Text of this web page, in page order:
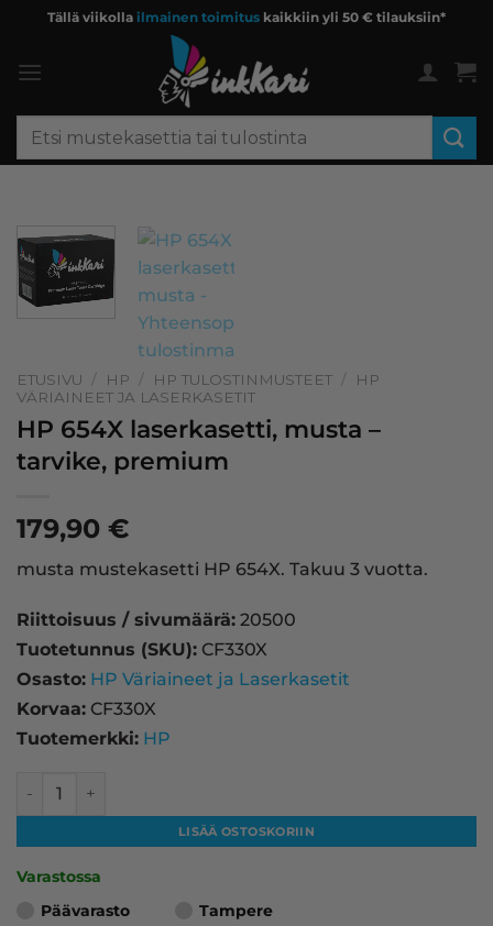
content
Tällä viikolla ilmainen toimitus kaikkiin yli 50 € tilauksiin*
Etsi:
ETUSIVU / HP / HP TULOSTINMUSTEET /
HP
VÄRIAINEET JA LASERKASETIT
HP 654X laserkasetti, musta –
tarvike, premium
179,90 €
musta mustekasetti HP 654X. Takuu 3 vuotta.
Riittoisuus / sivumäärä: 20500
Tuotetunnus (SKU): CF330X
Osasto: HP Väriaineet ja Laserkasetit
Korvaa: CF330X
Tuotemerkki: HP
HP 654X laserkasetti, musta – tarvike, premium määrä
LISÄÄ OSTOSKORIIN
Varastossa
Päävarasto
Tampere